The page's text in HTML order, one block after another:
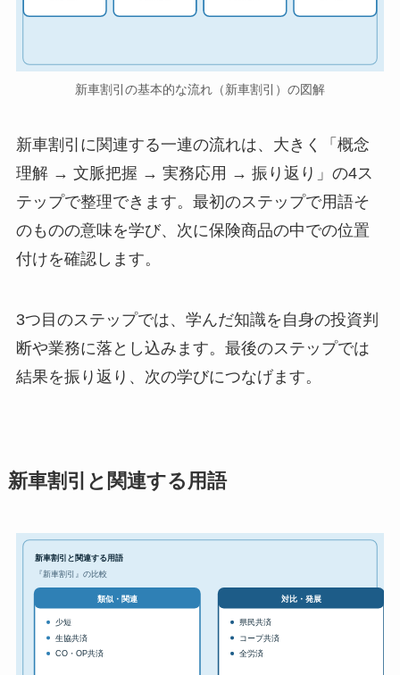
新車割引の基本的な流れ（新車割引）の図解
新車割引に関連する一連の流れは、大きく「概念
理解 → 文脈把握 → 実務応用 → 振り返り」の4ス
テップで整理できます。最初のステップで用語そ
のものの意味を学び、次に保険商品の中での位置
付けを確認します。
3つ目のステップでは、学んだ知識を自身の投資判
断や業務に落とし込みます。最後のステップでは
結果を振り返り、次の学びにつなげます。
新車割引と関連する用語
新車割引と関連する用語
『新車割引』の比較
類似・関連
少短
生協共済
CO・OP共済
対比・発展
県民共済
コープ共済
全労済